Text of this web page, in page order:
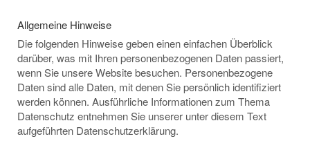
Allgemeine Hinweise
Die folgenden Hinweise geben einen einfachen Überblick
darüber, was mit Ihren personenbezogenen Daten passiert,
wenn Sie unsere Website besuchen. Personenbezogene
Daten sind alle Daten, mit denen Sie persönlich identifiziert
werden können. Ausführliche Informationen zum Thema
Datenschutz entnehmen Sie unserer unter diesem Text
aufgeführten Datenschutzerklärung.